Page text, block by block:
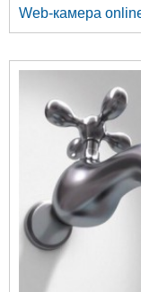
Web-камера